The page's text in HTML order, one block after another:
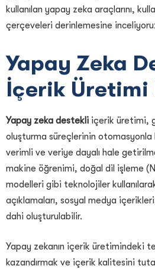
kullanılan yapay zeka araçlarını,
çerçeveleri derinlemesine
Yapay Zeka
İçerik Üretimi
Yapay zeka destekli içerik üretimi,
oluşturma süreçlerinin otomasyonla
verimli ve veriye dayalı hale
makine öğrenimi, doğal dil işleme
modelleri gibi teknolojiler
açıklamaları, sosyal medya
dahi oluşturulabilir.
Yapay zekanın içerik üretimindeki
kazandırmak ve içerik kalitesini